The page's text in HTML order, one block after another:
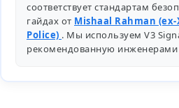
соответствует стандартам
гайдах от Mishaal Rahman
Police) . Мы используем V3
рекомендованную инженерами